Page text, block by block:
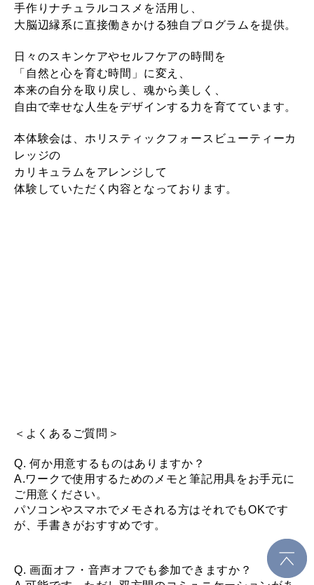
手作りナチュラルコスメを活用し、
大脳辺縁系に直接働きかける独自プログラムを提供。
日々のスキンケアやセルフケアの時間を
「自然と心を育む時間」 に変え、
本来の自分を取り戻し、魂から美しく、
自由で幸せな人生をデザインする力を育てています。
本体験会は、ホリスティックフォースビューティーカ
レッジの
カリキュラムをアレンジして
体験していただく内容となっております。
＜よくあるご質問＞
Q. 何か用意するものはありますか？
A.ワークで使用するためのメモと筆記用具をお手元に
ご用意ください。
パソコンやスマホでメモされる方はそれでもOKです
が、手書きがおすすめです。
Q. 画面オフ・音声オフでも参加できますか？